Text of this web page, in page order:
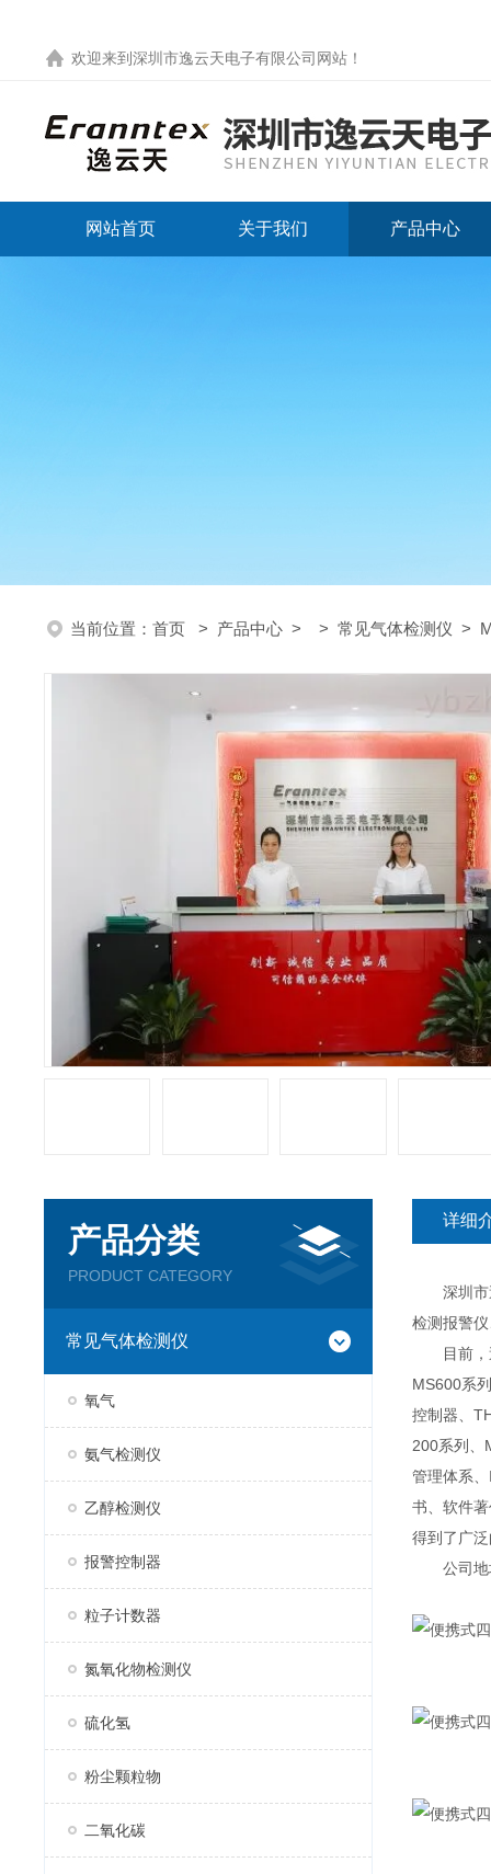
欢迎来到 深圳市逸云天电子有限公司网站 ！
网站首页 关于我们 产品中心
当前位置： 首页 > 产品中心 > > 常见气体检测仪 >
产品分类
PRODUCT CATEGORY
常见气体检测仪
氧气
氨气检测仪
乙醇检测仪
报警控制器
粒子计数器
氮氧化物检测仪
硫化氢
粉尘颗粒物
二氧化碳
详细
深圳市逸
检测报警
目前，逸
MS600系
控制器、
200系列、
管理体系
书、软件
得到了广
公司地址